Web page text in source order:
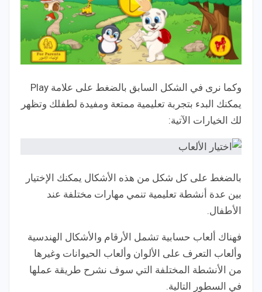
وكما نرى في الشكل السابق بالضغط على علامة Play
يمكنك البدء بتجربة تعليمية ممتعة ومفيدة لطفلك وتظهر
لك الخيارات الآتية:
بالضغط على كل شكل من هذه الأشكال يمكنك الإختيار
بين عدة أنشطة تعليمية تنمي مهارات مختلفة عند
الأطفال.
فهناك ألعاب حسابية تشمل الأرقام والأشكال الهندسية
وألعاب التعرف على الألوان وألعاب الحيوانات وغيرها
من الأنشطة المختلفة التي سوف نشرح طريقة عملها
في السطور التالية.